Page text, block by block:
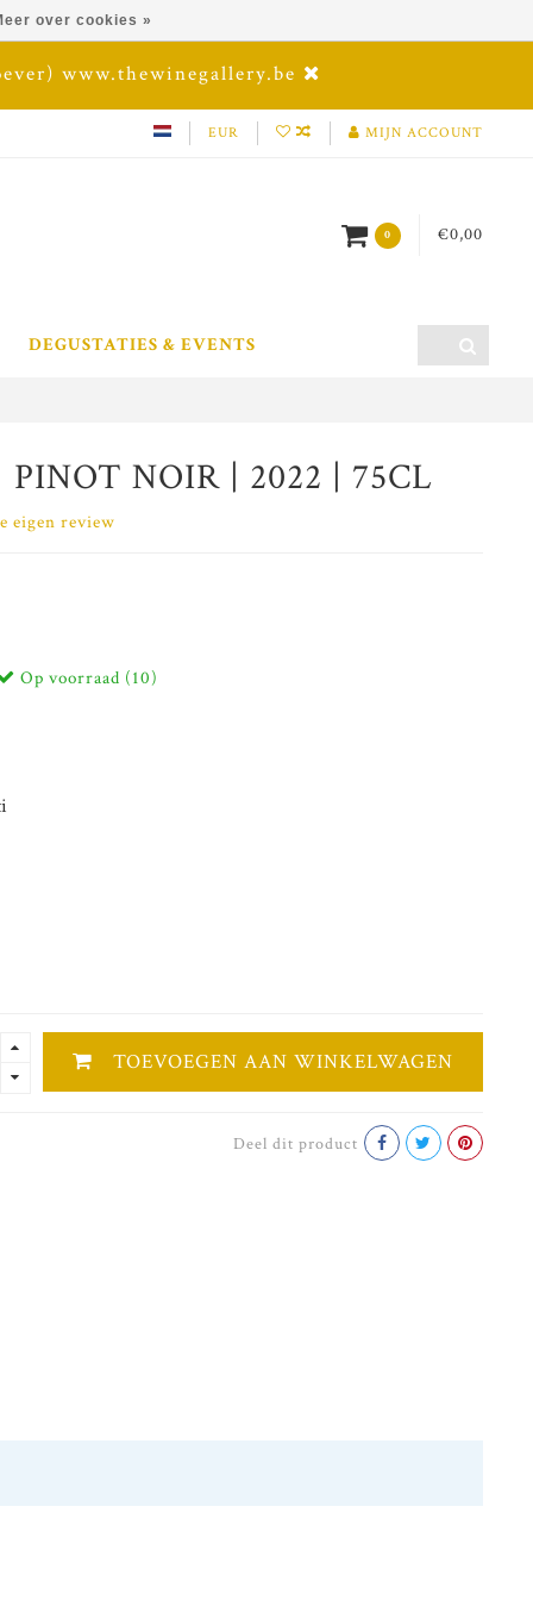
www.thewinegallery.be
EUR MIJN ACCOUNT
0 €0,00
DEGUSTATIES & EVENTS
NOIR | 2022 | 75CL
eigen review
Op voorraad (10)
TOEVOEGEN AAN WINKELWAGEN
Deel dit product
over cookies »